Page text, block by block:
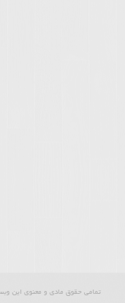
تمامی حقوق مادی و معنوی این